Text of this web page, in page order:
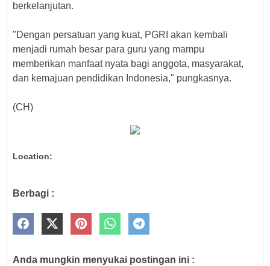
berkelanjutan.
"Dengan persatuan yang kuat, PGRI akan kembali
menjadi rumah besar para guru yang mampu
memberikan manfaat nyata bagi anggota, masyarakat,
dan kemajuan pendidikan Indonesia," pungkasnya.
(CH)
Location:
Berbagi :
Anda mungkin menyukai postingan ini :